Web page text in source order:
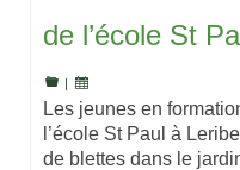
de l’école St
|
Les jeunes en
l’école St Paul à
de blettes dans le